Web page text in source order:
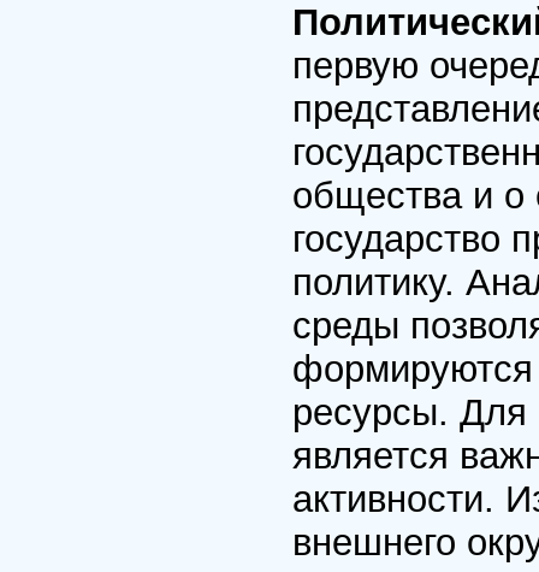
первую
общества и о
государство
политику.
среды
формируются
ресурсы. Для
является
активности.
внешнего